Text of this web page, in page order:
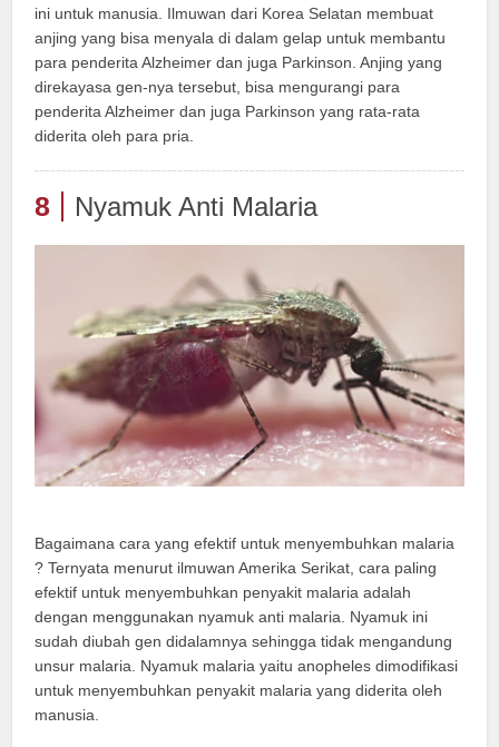
ini untuk manusia. Ilmuwan dari Korea Selatan membuat
anjing yang bisa menyala di dalam gelap untuk membantu
para penderita Alzheimer dan juga Parkinson. Anjing yang
direkayasa gen-nya tersebut, bisa mengurangi para
penderita Alzheimer dan juga Parkinson yang rata-rata
diderita oleh para pria.
8 Nyamuk Anti Malaria
Bagaimana cara yang efektif untuk menyembuhkan malaria
? Ternyata menurut ilmuwan Amerika Serikat, cara paling
efektif untuk menyembuhkan penyakit malaria adalah
dengan menggunakan nyamuk anti malaria. Nyamuk ini
sudah diubah gen didalamnya sehingga tidak mengandung
unsur malaria. Nyamuk malaria yaitu anopheles dimodifikasi
untuk menyembuhkan penyakit malaria yang diderita oleh
manusia.